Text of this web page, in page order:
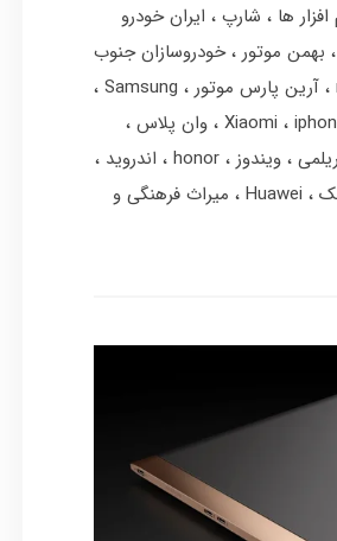
ها شارپ
ایران خودرو
بهمن‌ موتور خودروسازان جنوب
آرین پارس موتور
Samsung
Xiaomi وان پلاس
ریلمی ویندوز honor
اندروید
Huawei
میراث فرهنگی و